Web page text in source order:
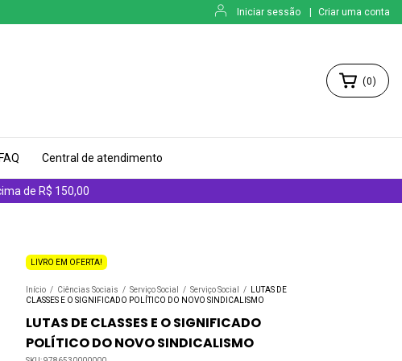
Iniciar sessão Criar uma conta
de R$ 150,00
(0)
FAQ Central de atendimento
LIVRO EM OFERTA!
Início / Ciências Sociais / Serviço Social / Serviço Social /
LUTAS DE
CLASSES E O SIGNIFICADO POLÍTICO DO NOVO SINDICALISMO
LUTAS DE CLASSES E O SIGNIFICADO
POLÍTICO DO NOVO SINDICALISMO